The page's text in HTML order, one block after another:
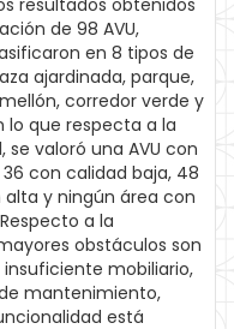
resultados obtenidos
de 98 AVU,
en 8 tipos de
ajardinada, parque,
corredor verde y
lo que respecta a la
valoró una AVU con
con calidad baja, 48
alta y ningún área con
a la
obstáculos son
mobiliario,
mantenimiento,
está